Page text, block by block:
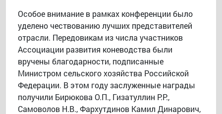
Особое внимание в рамках конференции было
уделено чествованию лучших представителей
отрасли. Передовикам из числа участников
Ассоциации развития коневодства были
вручены благодарности, подписанные
Министром сельского хозяйства Российской
Федерации. В этом году заслуженные награды
получили Бирюкова О.П., Гизатуллин Р.Р.,
Самоволов Н.В., Фархутдинов Камил Динарович,